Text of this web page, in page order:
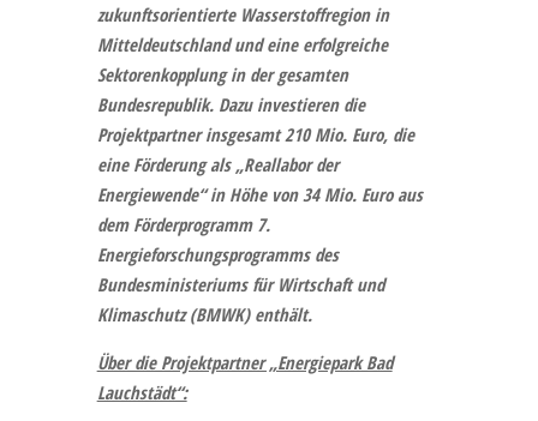
zukunftsorientierte Wasserstoffregion in
Mitteldeutschland und eine erfolgreiche
Sektorenkopplung in der gesamten
Bundesrepublik. Dazu investieren die
Projektpartner insgesamt 210 Mio. Euro, die
eine Förderung als „Reallabor der
Energiewende“ in Höhe von 34 Mio. Euro aus
dem Förderprogramm 7.
Energieforschungsprogramms des
Bundesministeriums für Wirtschaft und
Klimaschutz (BMWK) enthält.
Über die Projektpartner „Energiepark Bad
Lauchstädt“: